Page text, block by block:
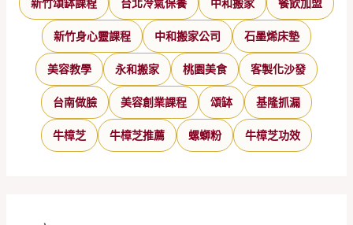
新竹頌缽課程 台北冷氣保養 中和搬家 餐飲加盟
新竹身心靈課程 中和搬家公司 石墨烯床墊
美容教學 永和搬家 桃園美食 客製化沙發
台南做臉 美容創業課程 頌缽 基隆抓漏
牛樟芝 牛樟芝推薦 螺螄粉 牛樟芝功效